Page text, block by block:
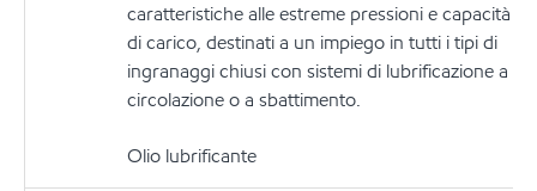
caratteristiche alle estreme pressioni e capacità
di carico, destinati a un impiego in tutti i tipi di
ingranaggi chiusi con sistemi di lubrificazione a
circolazione o a sbattimento.
Olio lubrificante